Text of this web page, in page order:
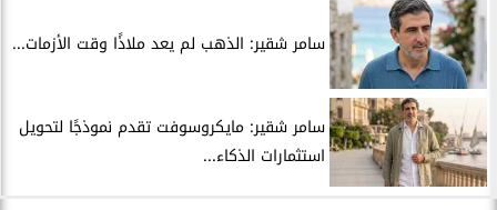
سامر شقير: الذهب لم يعد ملاذًا وقت الأزمات...
سامر شقير: مايكروسوفت تقدم نموذجًا لتحويل
استثمارات الذكاء...